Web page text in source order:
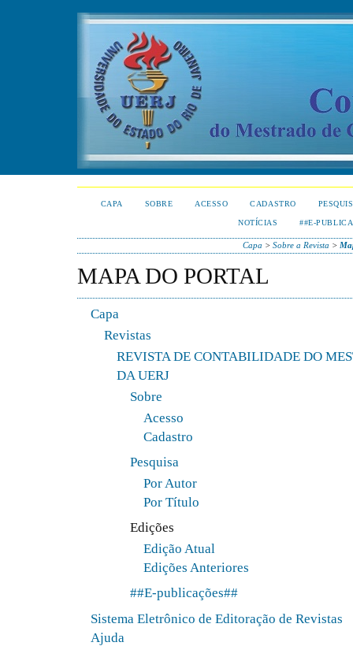
CAPA SOBRE ACESSO CADASTRO
NOTÍCIAS ##E-
Capa > Sobre a Revista >
MAPA DO PORTAL
Capa
Revistas
REVISTA DE CONTABILIDADE DO
DA UERJ
Sobre
Acesso
Cadastro
Pesquisa
Por Autor
Por Título
Edições
Edição Atual
Edições Anteriores
##E-publicações##
Sistema Eletrônico de Editoração de Revistas
Ajuda